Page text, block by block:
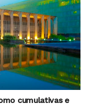
cumulativas e